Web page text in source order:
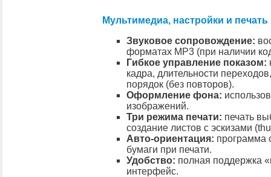
Мультимедиа, настройки и печать
Звуковое сопровождение:
форматах MP3 (при наличии
Гибкое управление показом:
кадра, длительности
порядок (без повторов).
Оформление фона:
изображений.
Три режима печати: печать
создание листов с эскизами
Авто-ориентация: программа
бумаги при печати.
Удобство: полная поддержка
интерфейс.